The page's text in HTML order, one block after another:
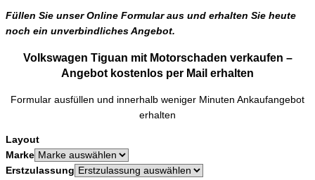
Füllen Sie unser Online Formular aus und erhalten Sie heute
noch ein unverbindliches Angebot.
Volkswagen Tiguan mit Motorschaden verkaufen –
Angebot kostenlos per Mail erhalten
Formular ausfüllen und innerhalb weniger Minuten Ankaufangebot
erhalten
Layout
Marke
Erstzulassung